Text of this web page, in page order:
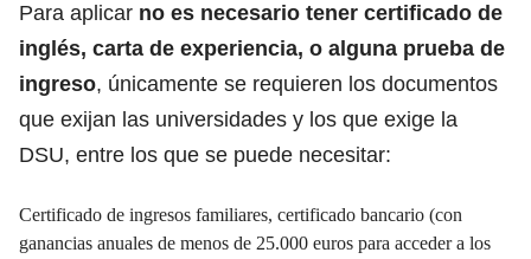
Para aplicar no es necesario tener certificado de
inglés, carta de experiencia, o alguna prueba de
ingreso, únicamente se requieren los documentos
que exijan las universidades y los que exige la
DSU, entre los que se puede necesitar:
Certificado de ingresos familiares, certificado bancario (con
ganancias anuales de menos de 25.000 euros para acceder a los